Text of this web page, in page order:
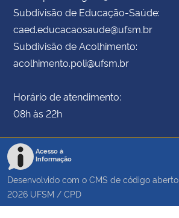
Subdivisão de Educação-Saúde:
caed.educacaosaude@ufsm.br
Subdivisão de Acolhimento:
acolhimento.poli@ufsm.br
Horário de atendimento:
08h às 22h
Acesso à
Informação
Desenvolvido com o CMS de código aberto
2026 UFSM / CPD